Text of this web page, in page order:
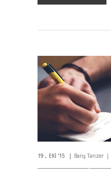
19 EKI '15 Barış Tanzer